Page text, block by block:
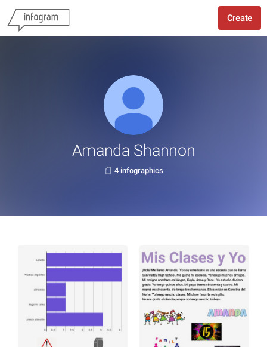
Create
Amanda Shannon
4 infographics